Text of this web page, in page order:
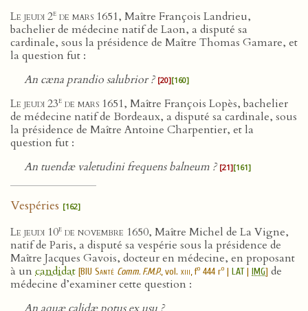
Le jeudi 2e de mars 1651, Maître François Landrieu,
bachelier de médecine natif de Laon, a disputé sa
cardinale, sous la présidence de Maître Thomas Gamare, et
la question fut :
An cæna prandio salubrior ? [20][160]
Le jeudi 23e de mars 1651, Maître François Lopès, bachelier
de médecine natif de Bordeaux, a disputé sa cardinale, sous
la présidence de Maître Antoine Charpentier, et la
question fut :
An tuendæ valetudini frequens balneum ? [21][161]
Vespéries [162]
Le jeudi 10e de novembre 1650, Maître Michel de La Vigne,
natif de Paris, a disputé sa vespérie sous la présidence de
Maître Jacques Gavois, docteur en médecine, en proposant
à un candidat [BIU Santé Comm. F.M.P., vol. xiii, fo 444 ro | LAT| IMG] de
médecine d’examiner cette question :